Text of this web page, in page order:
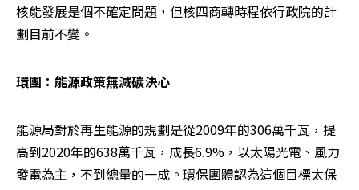
核能發展是個不確定問題，但核四商轉時程依行政院的計
劃目前不變。
環團：能源政策無減碳決心
能源局對於再生能源的規劃是從2009年的306萬千瓦，提
高到2020年的638萬千瓦，成長6.9%，以太陽光電、風力
發電為主，不到總量的一成。環保團體認為這個目標太保